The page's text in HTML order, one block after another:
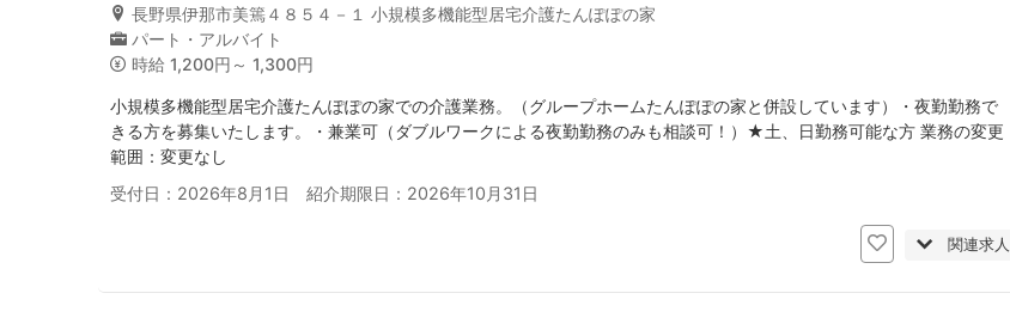
長野県伊那市美篶４８５４－１ 小規模多機能型居宅介護たんぽぽの家
パート・アルバイト
時給 1,200円～ 1,300円
小規模多機能型居宅介護たんぽぽの家での介護業務。（グループホームたんぽぽの家と併設しています）・夜勤勤務で
きる方を募集いたします。・兼業可（ダブルワークによる夜勤勤務のみも相談可！）★土、日勤務可能な方 業務の変更
範囲：変更なし
受付日：2026年8月1日 紹介期限日：2026年10月31日
関連求人